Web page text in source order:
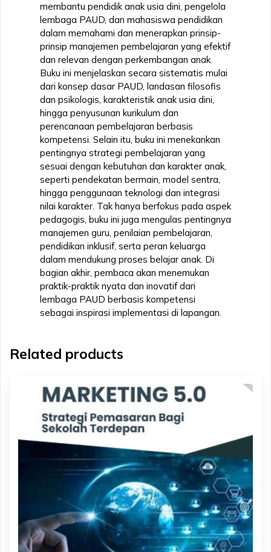
membantu pendidik anak usia dini, pengelola
lembaga PAUD, dan mahasiswa pendidikan
dalam memahami dan menerapkan prinsip-
prinsip manajemen pembelajaran yang efektif
dan relevan dengan perkembangan anak.
Buku ini menjelaskan secara sistematis mulai
dari konsep dasar PAUD, landasan filosofis
dan psikologis, karakteristik anak usia dini,
hingga penyusunan kurikulum dan
perencanaan pembelajaran berbasis
kompetensi. Selain itu, buku ini menekankan
pentingnya strategi pembelajaran yang
sesuai dengan kebutuhan dan karakter anak,
seperti pendekatan bermain, model sentra,
hingga penggunaan teknologi dan integrasi
nilai karakter. Tak hanya berfokus pada aspek
pedagogis, buku ini juga mengulas pentingnya
manajemen guru, penilaian pembelajaran,
pendidikan inklusif, serta peran keluarga
dalam mendukung proses belajar anak. Di
bagian akhir, pembaca akan menemukan
praktik-praktik nyata dan inovatif dari
lembaga PAUD berbasis kompetensi
sebagai inspirasi implementasi di lapangan.
Related products